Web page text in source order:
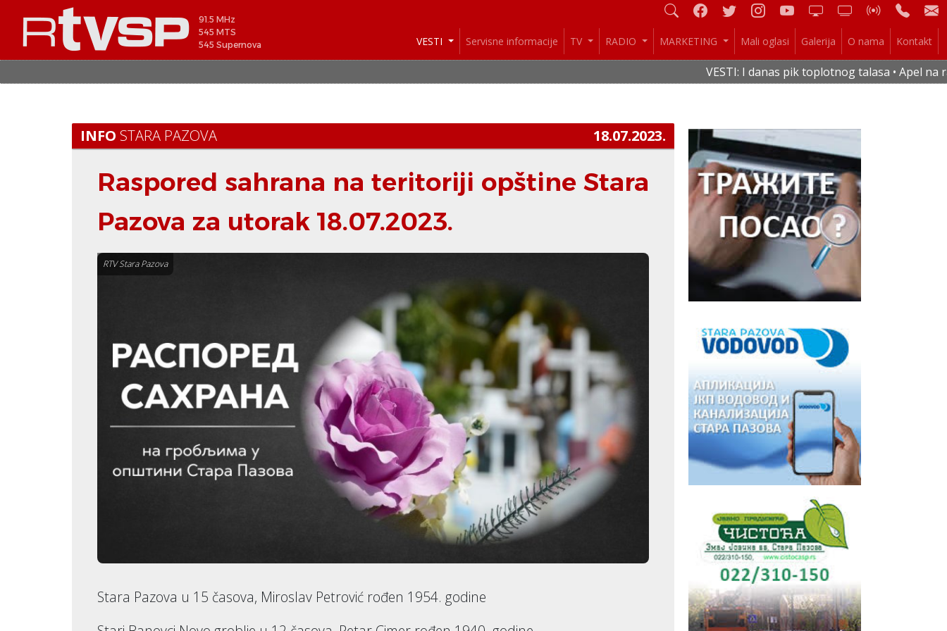
91.5 MHz
545 MTS
545 Supernova
VESTI Servisne informacije TV RADIO MARKETING Mali oglasi Galerija O nama Kontakt
VESTI: I danas pik toplotnog talasa • Apel na
INFO STARA PAZOVA 18.07.2023.
Raspored sahrana na teritoriji opštine Stara
Pazova za utorak 18.07.2023.
RTV Stara Pazova
Stara Pazova u 15 časova, Miroslav Petrović rođen 1954. godine